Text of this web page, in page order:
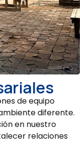
de equipo
diferente.
en nuestro
relaciones